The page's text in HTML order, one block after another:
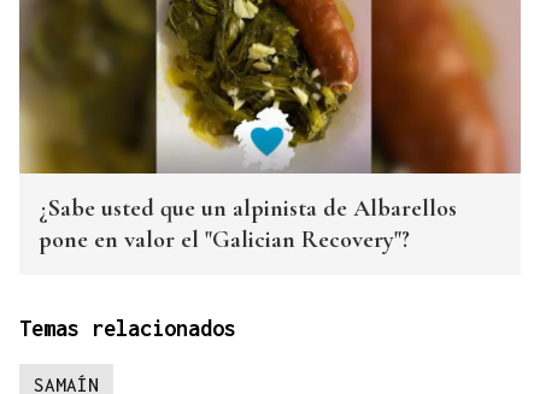
¿Sabe usted que un alpinista de Albarellos
pone en valor el "Galician Recovery"?
Temas relacionados
SAMAÍN